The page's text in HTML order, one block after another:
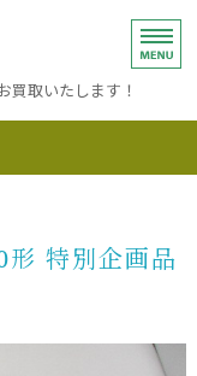
品、金、プラチナ・銀
買取いたします！
却 特別企画品